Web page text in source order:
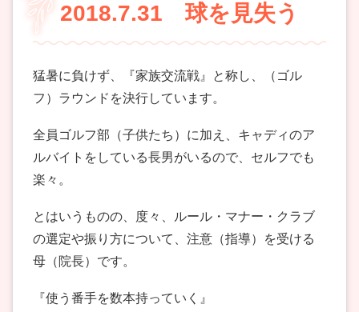
2018.7.31 球を見失う
猛暑に負けず、『家族交流戦』と称し、（ゴル
フ）ラウンドを決行しています。
全員ゴルフ部（子供たち）に加え、キャディのア
ルバイトをしている長男がいるので、セルフでも
楽々。
とはいうものの、度々、ルール・マナー・クラブ
の選定や振り方について、注意（指導）を受ける
母（院長）です。
『使う番手を数本持っていく』